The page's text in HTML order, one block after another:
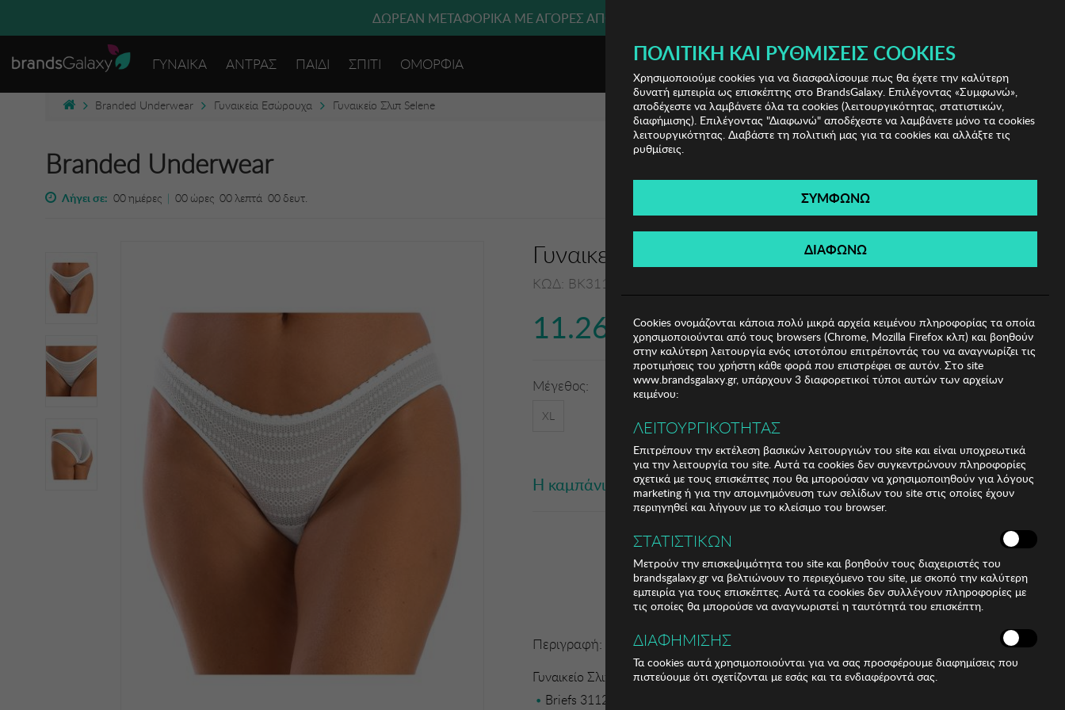
ΔΩΡΕΑΝ ΜΕΤΑΦΟΡΙΚΑ ΜΕ ΠΙΣΤΩΤΙΚΗ Ή ΧΡΕΩΣΤΙΚΗ ΚΑΡΤΑ, PAYPAL & IRIS!
ΔΩΡΕΑΝ ΜΕΤΑΦΟΡΙΚΑ ΜΕ ΑΓΟΡΕΣ ΑΠΌ 49€ ΚΑΙ ΆΝΩ!
ΓΥΝΑΙΚΑ ΑΝΤΡΑΣ ΠΑΙΔΙ ΣΠΙΤΙ ΟΜΟΡΦΙΑ (0)
Branded Underwear Γυναικεία Εσώρουχα Γυναικείο Σλιπ Selene
Branded Underwear
Λήγει σε: 00ημέρες | 00 ώρες 00λεπτά 00 δευτ.
Γυναικείο Σλιπ Selene
ΚΩΔ: BK3112-MARFIL018
11.26€
Μέγεθος:
XL
Η καμπάνια έχει λήξει
Περιγραφή:
Γυναικείο Σλιπ Selene
Briefs 3112 VIVIAN woman Selene. Ivory color Thong Effect Bikini Panty. Crochet lace
ΠΟΛΙΤΙΚΉ ΚΑΙ ΡΥΘΜΊΣΕΙΣ COOKIES
Χρησιμοποιούμε cookies για να διασφαλίσουμε πως θα έχετε την καλύτερη
δυνατή εμπειρία ως επισκέπτης στο BrandsGalaxy. Επιλέγοντας «Συμφωνώ»,
αποδέχεστε να λαμβάνετε όλα τα cookies (λειτουργικότητας, στατιστικών,
διαφήμισης). Επιλέγοντας "Διαφωνώ" αποδέχεστε να λαμβάνετε μόνο τα cookies
λειτουργικότητας. Διαβάστε τη πολιτική μας για τα cookies και αλλάξτε τις
ρυθμίσεις.
ΣΥΜΦΩΝΩ
ΔΙΑΦΩΝΩ
Cookies ονομάζονται κάποια πολύ μικρά αρχεία κειμένου πληροφορίας τα οποία
χρησιμοποιούνται από τους browsers (Chrome, Mozilla Firefox κλπ) και βοηθούν
στην καλύτερη λειτουργία ενός ιστοτόπου επιτρέποντάς του να αναγνωρίζει τις
προτιμήσεις του χρήστη κάθε φορά που επιστρέφει σε αυτόν. Στο site
www.brandsgalaxy.gr, υπάρχουν 3 διαφορετικοί τύποι αυτών των αρχείων
κειμένου:
ΛΕΙΤΟΥΡΓΙΚΟΤΗΤΑΣ
Επιτρέπουν την εκτέλεση βασικών λειτουργιών του site και είναι υποχρεωτικά
για την λειτουργία του site. Αυτά τα cookies δεν συγκεντρώνουν πληροφορίες
σχετικά με τους επισκέπτες που θα μπορούσαν να χρησιμοποιηθούν για λόγους
marketing ή για την απομνημόνευση των σελίδων του site στις οποίες έχουν
περιηγηθεί και λήγουν με το κλείσιμο του browser.
ΣΤΑΤΙΣΤΙΚΩΝ
Μετρούν την επισκεψιμότητα του site και βοηθούν τους διαχειριστές του
brandsgalaxy.gr να βελτιώνουν το περιεχόμενο του site, με σκοπό την καλύτερη
εμπειρία για τους επισκέπτες. Αυτά τα cookies δεν συλλέγουν πληροφορίες με
τις οποίες θα μπορούσε να αναγνωριστεί η ταυτότητά του επισκέπτη.
ΔΙΑΦΗΜΙΣΗΣ
Τα cookies αυτά χρησιμοποιούνται για να σας προσφέρουμε διαφημίσεις που
πιστεύουμε ότι σχετίζονται με εσάς και τα ενδιαφέροντά σας.